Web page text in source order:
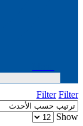
Filter Filter
Show